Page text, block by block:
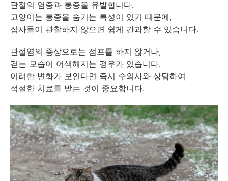
관절의 염증과 통증을 유발합니다.
고양이는 통증을 숨기는 특성이 있기 때문에,
집사들이 관찰하지 않으면 쉽게 간과할 수 있습니다.
관절염의 증상으로는 점프를 하지 않거나,
걷는 모습이 어색해지는 경우가 있습니다.
이러한 변화가 보인다면 즉시 수의사와 상담하여
적절한 치료를 받는 것이 중요합니다.